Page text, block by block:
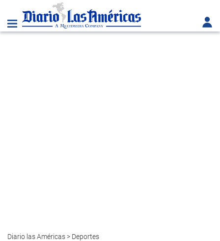
Diario las Américas> Deportes